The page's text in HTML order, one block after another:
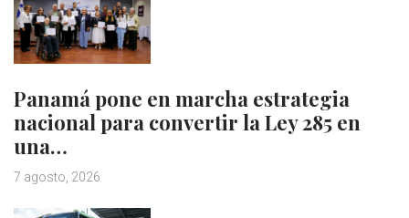
Panamá pone en marcha estrategia
nacional para convertir la Ley 285 en
una…
7 agosto, 2026